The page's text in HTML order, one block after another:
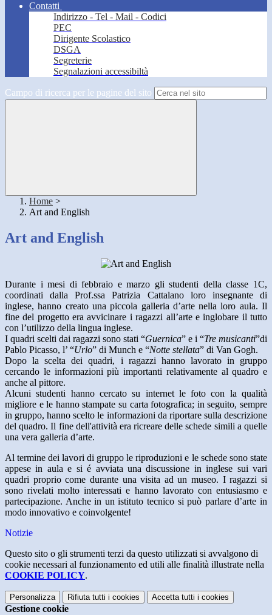
Contatti
Indirizzo - Tel - Mail - Codici
PEC
Dirigente Scolastico
DSGA
Segreterie
Segnalazioni accessibiltà
Campo di ricerca per le pagine del sito
Home >
Art and English
Art and English
Durante i mesi di febbraio e marzo gli studenti della classe 1C,
coordinati dalla Prof.ssa Patrizia Cattalano loro insegnante di
inglese, hanno creato una piccola galleria d’arte nella loro aula. Il
fine del progetto era avvicinare i ragazzi all’arte e inglobare il tutto
con l’utilizzo della lingua inglese.
I quadri scelti dai ragazzi sono stati “Guernica” e i “Tre musicanti”di
Pablo Picasso, l’ “Urlo” di Munch e “Notte stellata” di Van Gogh.
Dopo la scelta dei quadri, i ragazzi hanno lavorato in gruppo
cercando le informazioni più importanti relativamente al quadro e
anche al pittore.
Alcuni studenti hanno cercato su internet le foto con la qualità
migliore e le hanno stampate su carta fotografica; in seguito, sempre
in gruppo, hanno scelto le informazioni da riportare sulla descrizione
del quadro. Il fine dell'attività era ricreare delle schede simili a quelle
una vera galleria d’arte.
Al termine dei lavori di gruppo le riproduzioni e le schede sono state
appese in aula e si é avviata una discussione in inglese sui vari
quadri proprio come durante una visita ad un museo. I ragazzi si
sono rivelati molto interessati e hanno lavorato con entusiasmo e
partecipazione. Anche in un istituto tecnico si può parlare d’arte in
modo innovativo e coinvolgente!
Notizie
Questo sito o gli strumenti terzi da questo utilizzati si avvalgono di
cookie necessari al funzionamento ed utili alle finalità illustrate nella
COOKIE POLICY.
Personalizza Rifiuta tutti i cookies Accetta tutti i cookies
Gestione cookie